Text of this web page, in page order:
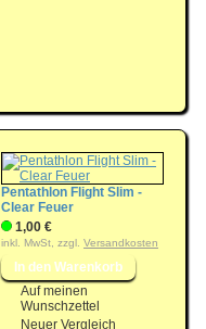
Pentathlon Flight Slim -
Clear Feuer
1,00 €
inkl. MwSt, zzgl. Versandkosten
Auf meinen
Wunschzettel
Neuer Vergleich